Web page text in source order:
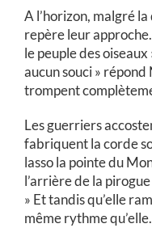
A l’horizon, malgré
repère leur
le peuple des
aucun souci » répond
trompent
Les guerriers
fabriquent la corde
lasso la pointe du
l’arrière de la
» Et tandis qu’elle
même rythme qu’elle.